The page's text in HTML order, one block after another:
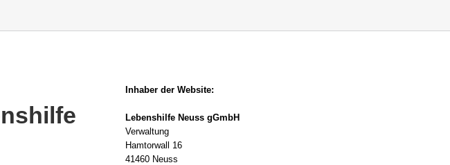
Inha­ber der Web­site:
Lebens­hil­fe Neuss gGmbH
Ver­wal­tung
Ham­tor­wall 16
41460 Neuss